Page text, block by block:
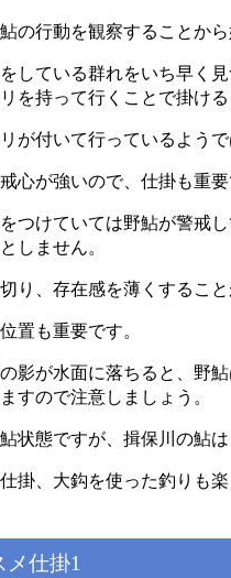
の行動を観察することから
している群れをいち早く
を持って行くことで掛ける
が付いて行っているようで
心が強いので、仕掛も重要
つけていては野鮎が警戒
しません。
り、存在感を薄くすること
置も重要です。
影が水面に落ちると、野
すので注意しましょう。
状態ですが、揖保川の鮎は
掛、大鈎を使った釣りも
メ仕掛1